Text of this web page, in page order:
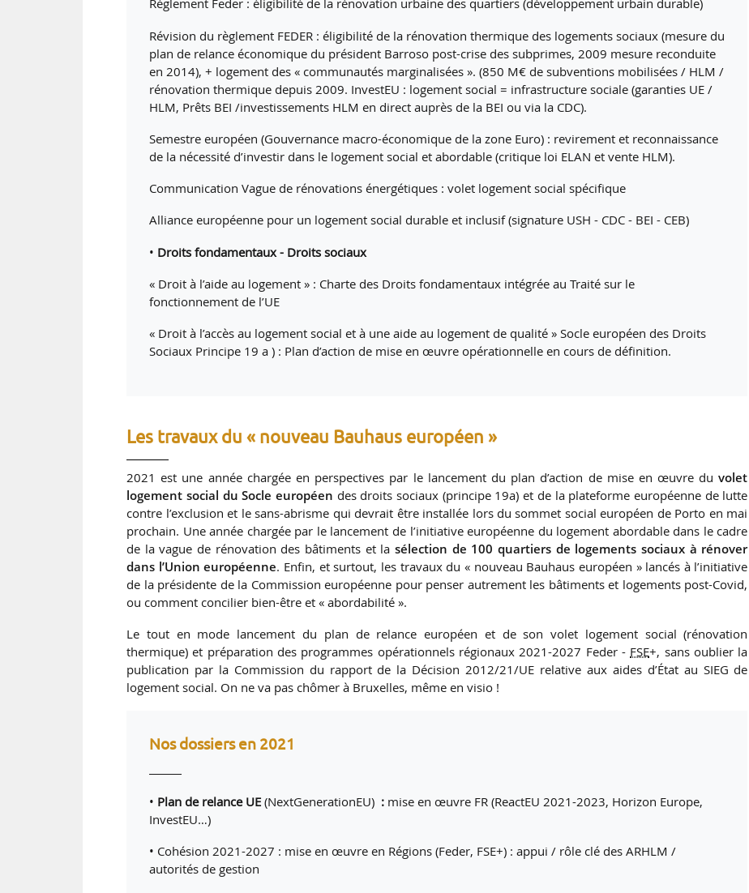
Règlement Feder : éligibilité de la rénovation urbaine des quartiers (développement urbain durable)
Révision du règlement FEDER : éligibilité de la rénovation thermique des logements sociaux (mesure du
plan de relance économique du président Barroso post-crise des subprimes, 2009 mesure reconduite
en 2014), + logement des « communautés marginalisées ». (850 M€ de subventions mobilisées / HLM /
rénovation thermique depuis 2009. InvestEU : logement social = infrastructure sociale (garanties UE /
HLM, Prêts BEI /investissements HLM en direct auprès de la BEI ou via la CDC).
Semestre européen (Gouvernance macro-économique de la zone Euro) : revirement et reconnaissance
de la nécessité d’investir dans le logement social et abordable (critique loi ELAN et vente HLM).
Communication Vague de rénovations énergétiques : volet logement social spécifique
Alliance européenne pour un logement social durable et inclusif (signature USH - CDC - BEI - CEB)
• Droits fondamentaux - Droits sociaux
« Droit à l’aide au logement » : Charte des Droits fondamentaux intégrée au Traité sur le
fonctionnement de l’UE
« Droit à l’accès au logement social et à une aide au logement de qualité » Socle européen des Droits
Sociaux Principe 19 a ) : Plan d’action de mise en œuvre opérationnelle en cours de définition.
Les travaux du « nouveau Bauhaus européen »
2021 est une année chargée en perspectives par le lancement du plan d’action de mise en œuvre duvolet
logement social du Socle européen des droits sociaux (principe 19a) et de la plateforme européenne de lutte
contre l’exclusion et le sans-abrisme qui devrait être installée lors du sommet social européen de Porto en mai
prochain. Une année chargée par le lancement de l’initiative européenne du logement abordable dans le cadre
de la vague de rénovation des bâtiments et lasélection de 100 quartiers de logements sociaux à rénover
dans l’Union européenne. Enfin, et surtout, les travaux du « nouveau Bauhaus européen » lancés à l’initiative
de la présidente de la Commission européenne pour penser autrement les bâtiments et logements post-Covid,
ou comment concilier bien-être et « abordabilité ».
Le tout en mode lancement du plan de relance européen et de son volet logement social (rénovation
thermique) et préparation des programmes opérationnels régionaux 2021-2027 Feder - FSE+, sans oublier la
publication par la Commission du rapport de la Décision 2012/21/UE relative aux aides d’État au SIEG de
logement social. On ne va pas chômer à Bruxelles, même en visio !
Nos dossiers en 2021
• Plan de relance UE(NextGenerationEU) :mise en œuvre FR (ReactEU 2021-2023, Horizon Europe,
InvestEU…)
• Cohésion 2021-2027 : mise en œuvre en Régions (Feder, FSE+) : appui / rôle clé des ARHLM /
autorités de gestion